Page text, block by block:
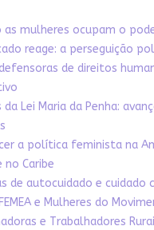
as mulheres ocupam o
reage: a perseguição
de direitos
da Lei Maria da Penha:
a política feminista na
no Caribe
de autocuidado e cuidado
e Mulheres do
e Trabalhadores